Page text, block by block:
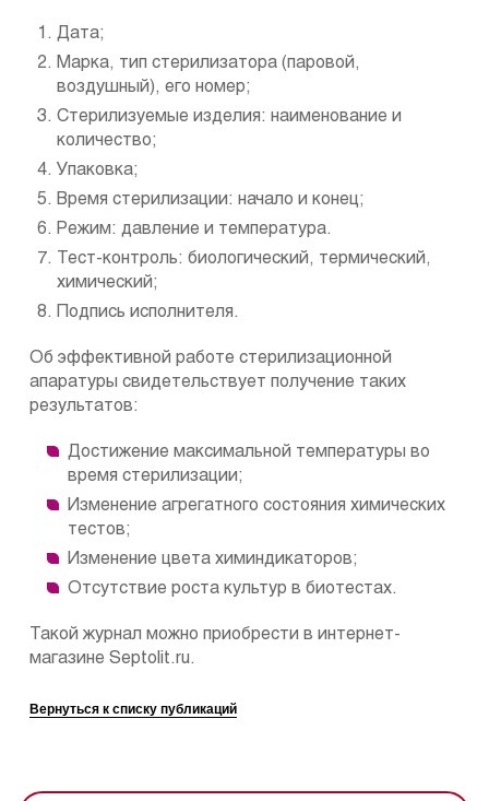
Дата;
Марка, тип стерилизатора (паровой,
воздушный), его номер;
Стерилизуемые изделия: наименование и
количество;
Упаковка;
Время стерилизации: начало и конец;
Режим: давление и температура.
Тест-контроль: биологический, термический,
химический;
Подпись исполнителя.
Об эффективной работе стерилизационной
апаратуры свидетельствует получение таких
результатов:
Достижение максимальной температуры во
время стерилизации;
Изменение агрегатного состояния химических
тестов;
Изменение цвета химиндикаторов;
Отсутствие роста культур в биотестах.
Такой журнал можно приобрести в интернет-
магазине Septolit.ru.
Вернуться к списку публикаций